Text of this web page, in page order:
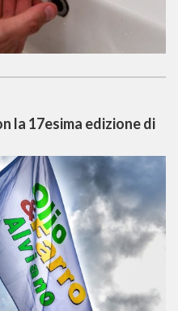
la 17esima edizione di